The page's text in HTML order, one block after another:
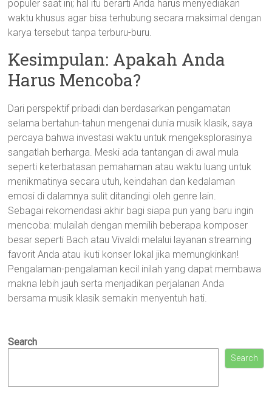
populer saat ini; hal itu berarti Anda harus menyediakan
waktu khusus agar bisa terhubung secara maksimal dengan
karya tersebut tanpa terburu-buru.
Kesimpulan: Apakah Anda
Harus Mencoba?
Dari perspektif pribadi dan berdasarkan pengamatan
selama bertahun-tahun mengenai dunia musik klasik, saya
percaya bahwa investasi waktu untuk mengeksplorasinya
sangatlah berharga. Meski ada tantangan di awal mula
seperti keterbatasan pemahaman atau waktu luang untuk
menikmatinya secara utuh, keindahan dan kedalaman
emosi di dalamnya sulit ditandingi oleh genre lain.
Sebagai rekomendasi akhir bagi siapa pun yang baru ingin
mencoba: mulailah dengan memilih beberapa komposer
besar seperti Bach atau Vivaldi melalui layanan streaming
favorit Anda atau ikuti konser lokal jika memungkinkan!
Pengalaman-pengalaman kecil inilah yang dapat membawa
makna lebih jauh serta menjadikan perjalanan Anda
bersama musik klasik semakin menyentuh hati.
Search
Search